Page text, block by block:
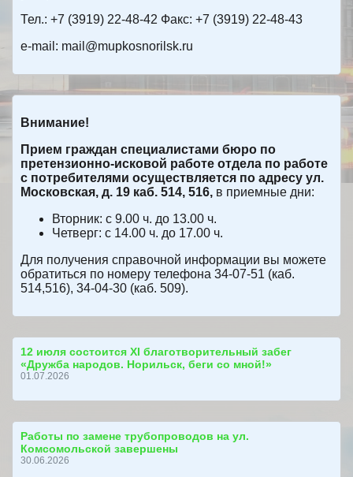
Тел.: +7 (3919) 22-48-42 Факс: +7 (3919) 22-48-43
e-mail: mail@mupkosnorilsk.ru
Внимание!
Прием граждан специалистами бюро по
претензионно-исковой работе отдела по работе
с потребителями осуществляется по адресу ул.
Московская, д. 19 каб. 514, 516, в приемные дни:
Вторник: с 9.00 ч. до 13.00 ч.
Четверг: с 14.00 ч. до 17.00 ч.
Для получения справочной информации вы можете
обратиться по номеру телефона 34-07-51 (каб.
514,516), 34-04-30 (каб. 509).
12 июля состоится ХI благотворительный забег
«Дружба народов. Норильск, беги со мной!»
01.07.2026
Работы по замене трубопроводов на ул.
Комсомольской завершены
30.06.2026